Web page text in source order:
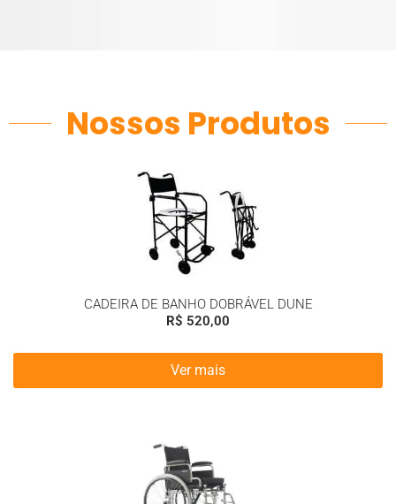
Nossos Produtos
CADEIRA DE BANHO DOBRÁVEL DUNE
R$ 520,00
Ver mais